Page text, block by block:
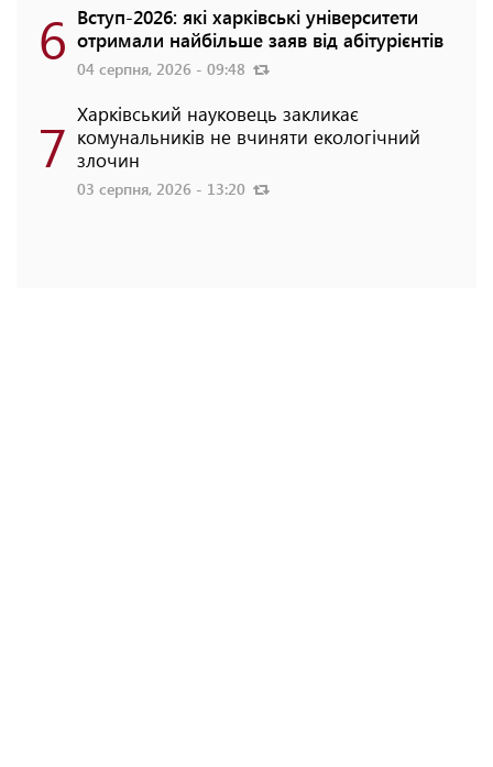
6 Вступ-2026: які харківські університети
отримали найбільше заяв від абітурієнтів
04 серпня, 2026 - 09:48
7 Харківський науковець закликає
комунальників не вчиняти екологічний
злочин
03 серпня, 2026 - 13:20